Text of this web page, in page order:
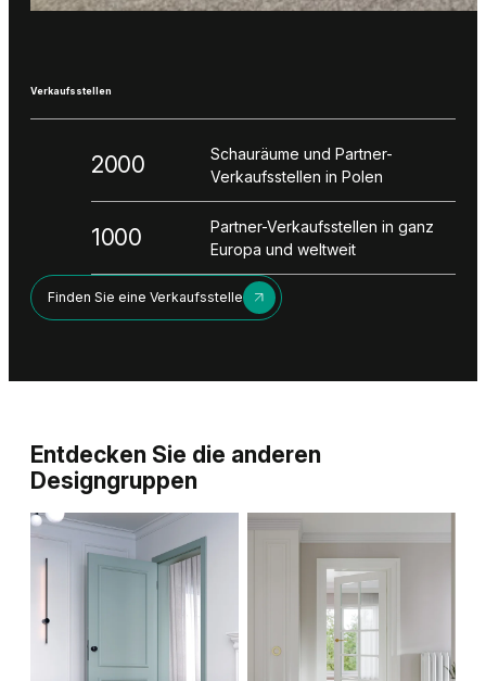
Verkaufsstellen
Finden Sie eine Verkaufsstelle
2000
Schauräume und Partner-
Verkaufsstellen in Polen
1000
Partner-Verkaufsstellen in ganz
Europa und weltweit
Entdecken Sie die anderen
Designgruppen